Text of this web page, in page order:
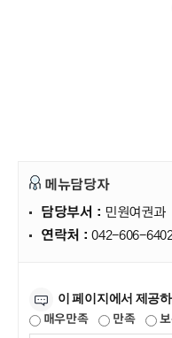
메뉴담당자
담당부서 : 민원여권과
연락처 :042-606-
이 페이지에서 제공
매우만족 만족